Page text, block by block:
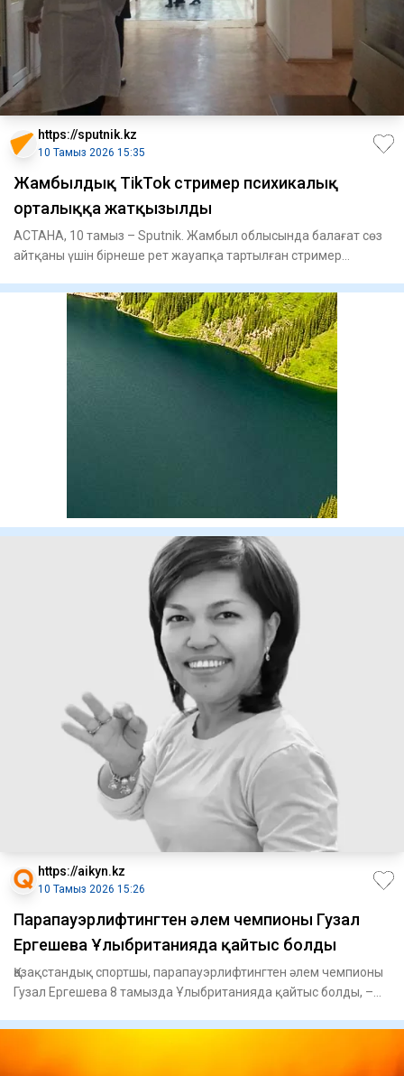
https://sputnik.kz
10 Тамыз 2026 15:35
Жамбылдық TikTok стример психикалық
орталыққа жатқызылды
АСТАНА, 10 тамыз – Sputnik. Жамбыл облысында балағат сөз
айтқаны үшін бірнеше рет жауапқа тартылған стример
https://aikyn.kz
10 Тамыз 2026 15:26
Парапауэрлифтингтен әлем чемпионы Гузал
Ергешева Ұлыбританияда қайтыс болды
Қазақстандық спортшы, парапауэрлифтингтен әлем чемпионы
Гузал Ергешева 8 тамызда Ұлыбританияда қайтыс болды, –